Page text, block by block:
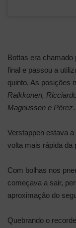
Bottas era chamado
final e passou a
quinto. As posições
Raikkonen,
Magnussen e Pérez.
Verstappen estava
volta mais rápida da
Com bolhas nos
começava a sair,
aproximação do
Quebrando o